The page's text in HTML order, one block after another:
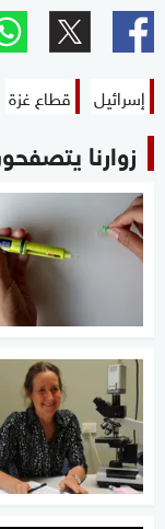
إسرائيل قطاع غزة
زوارنا